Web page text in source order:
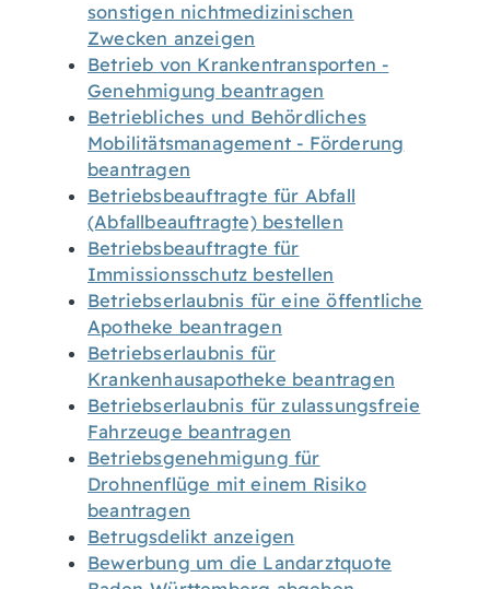
sonstigen nichtmedizinischen
Zwecken anzeigen
Betrieb von Krankentransporten -
Genehmigung beantragen
Betriebliches und Behördliches
Mobilitätsmanagement - Förderung
beantragen
Betriebsbeauftragte für Abfall
(Abfallbeauftragte) bestellen
Betriebsbeauftragte für
Immissionsschutz bestellen
Betriebserlaubnis für eine öffentliche
Apotheke beantragen
Betriebserlaubnis für
Krankenhausapotheke beantragen
Betriebserlaubnis für zulassungsfreie
Fahrzeuge beantragen
Betriebsgenehmigung für
Drohnenflüge mit einem Risiko
beantragen
Betrugsdelikt anzeigen
Bewerbung um die Landarztquote